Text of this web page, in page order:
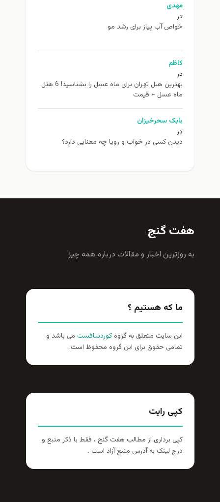
مهدی
در
خواص آب پیاز برای رشد مو
کاظم
در
بهترین هتل تهران برای ماه عسل را بشناسید! 6 هتل
ماه عسل + قیمت
بابک سحرخیزان
در
دیدن کسی در خواب و رویا چه معنایی دارد؟
هفت گنج
به روزترين اخبار و مقالات درباره همه چيز
ما که هستیم ؟
این سایت متعلق به گروهکوردسافست می باشد و
تمامی حقوق برای این گروه محفوظ است.
کپی رایت
کپی برداری از مطالب هفت گنج ، فقط با ذکر منبع و
درج لینک به آدرس منبع آزاد است .